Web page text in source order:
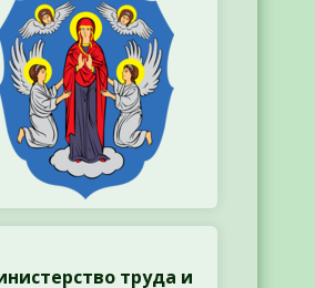
труда и